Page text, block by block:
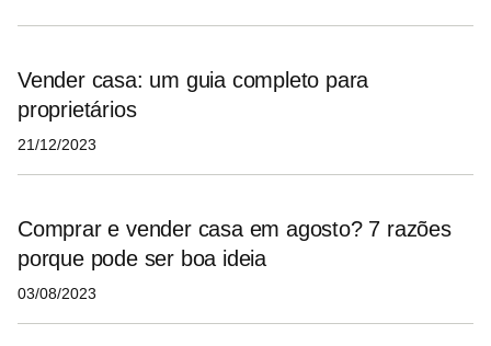
Vender casa: um guia completo para
proprietários
21/12/2023
Comprar e vender casa em agosto? 7 razões
porque pode ser boa ideia
03/08/2023